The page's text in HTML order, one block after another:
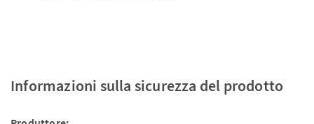
Informazioni sulla sicurezza del prodotto